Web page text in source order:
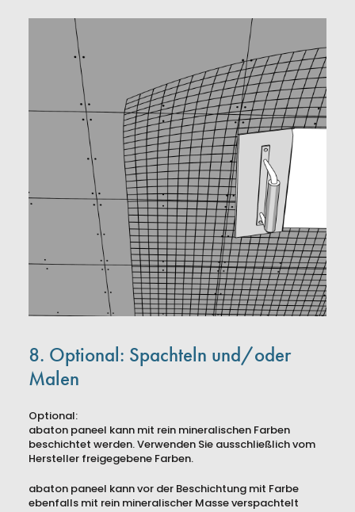
8. Optional: Spachteln und/oder
Malen
Optional:
abaton paneel kann mit rein mineralischen Farben
beschichtet werden. Verwenden Sie ausschließlich vom
Hersteller freigegebene Farben.
abaton paneel kann vor der Beschichtung mit Farbe
ebenfalls mit rein mineralischer Masse verspachtelt
Kontaktformular
hello@abaton.studio
+43 (0) 14420039
Presse
AGBs
Datenschutz